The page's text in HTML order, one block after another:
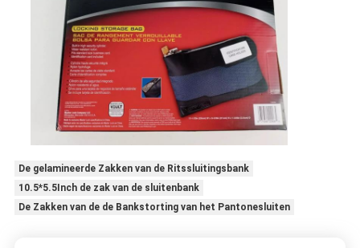
De gelamineerde Zakken van de Ritssluitingsbank
10.5*5.5Inch de zak van de sluitenbank
De Zakken van de de Bankstorting van het Pantonesluiten